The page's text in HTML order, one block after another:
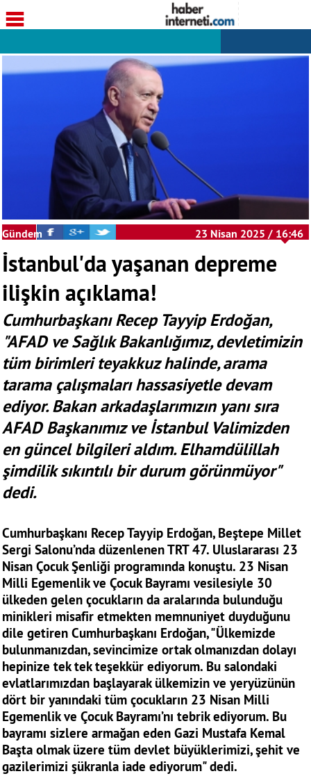
Gündem 23 Nisan 2025 / 16:46
İstanbul'da yaşanan depreme
ilişkin açıklama!
Cumhurbaşkanı Recep Tayyip Erdoğan,
"AFAD ve Sağlık Bakanlığımız, devletimizin
tüm birimleri teyakkuz halinde, arama
tarama çalışmaları hassasiyetle devam
ediyor. Bakan arkadaşlarımızın yanı sıra
AFAD Başkanımız ve İstanbul Valimizden
en güncel bilgileri aldım. Elhamdülillah
şimdilik sıkıntılı bir durum görünmüyor"
dedi.
Cumhurbaşkanı Recep Tayyip Erdoğan, Beştepe Millet
Sergi Salonu’nda düzenlenen TRT 47. Uluslararası 23
Nisan Çocuk Şenliği programında konuştu. 23 Nisan
Milli Egemenlik ve Çocuk Bayramı vesilesiyle 30
ülkeden gelen çocukların da aralarında bulunduğu
minikleri misafir etmekten memnuniyet duyduğunu
dile getiren Cumhurbaşkanı Erdoğan, "Ülkemizde
bulunmanızdan, sevincimize ortak olmanızdan dolayı
hepinize tek tek teşekkür ediyorum. Bu salondaki
evlatlarımızdan başlayarak ülkemizin ve yeryüzünün
dört bir yanındaki tüm çocukların 23 Nisan Milli
Egemenlik ve Çocuk Bayramı’nı tebrik ediyorum. Bu
bayramı sizlere armağan eden Gazi Mustafa Kemal
Başta olmak üzere tüm devlet büyüklerimizi, şehit ve
gazilerimizi şükranla iade ediyorum" dedi.